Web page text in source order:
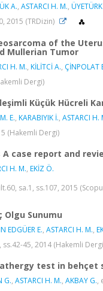
A., ASTARCI H. M.,
2015 (TRDizin)
of the
Mullerian Tumor
H. M., KİLİTCİ A., ÇİNPOLAT
Dergi)
Küçük Hücreli
E., KARABIYIK İ., ASTARCI H.
(Hakemli Dergi)
A case report and
H. M., EKİZ Ö.
sa.1, ss.107, 2015
Olgu Sunumu
EDGÜER E., ASTARCI H. M.,
ss.42-45, 2014 (Hakemli
test in behçet
G., ASTARCI H. M., AKBAY G.,